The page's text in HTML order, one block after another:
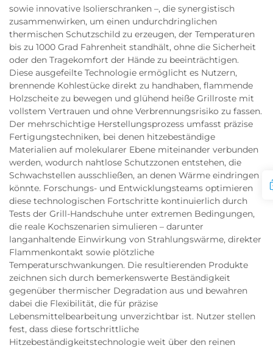
sowie innovative Isolierschranken –, die synergistisch
zusammenwirken, um einen undurchdringlichen
thermischen Schutzschild zu erzeugen, der Temperaturen
bis zu 1000 Grad Fahrenheit standhält, ohne die Sicherheit
oder den Tragekomfort der Hände zu beeinträchtigen.
Diese ausgefeilte Technologie ermöglicht es Nutzern,
brennende Kohlestücke direkt zu handhaben, flammende
Holzscheite zu bewegen und glühend heiße Grillroste mit
vollstem Vertrauen und ohne Verbrennungsrisiko zu fassen.
Der mehrschichtige Herstellungsprozess umfasst präzise
Fertigungstechniken, bei denen hitzebeständige
Materialien auf molekularer Ebene miteinander verbunden
werden, wodurch nahtlose Schutzzonen entstehen, die
Schwachstellen ausschließen, an denen Wärme eindringen
könnte. Forschungs- und Entwicklungsteams optimieren
diese technologischen Fortschritte kontinuierlich durch
Tests der Grill-Handschuhe unter extremen Bedingungen,
die reale Kochszenarien simulieren – darunter
langanhaltende Einwirkung von Strahlungswärme, direkter
Flammenkontakt sowie plötzliche
Temperaturschwankungen. Die resultierenden Produkte
zeichnen sich durch bemerkenswerte Beständigkeit
gegenüber thermischer Degradation aus und bewahren
dabei die Flexibilität, die für präzise
Lebensmittelbearbeitung unverzichtbar ist. Nutzer stellen
fest, dass diese fortschrittliche
Hitzebeständigkeitstechnologie weit über den reinen